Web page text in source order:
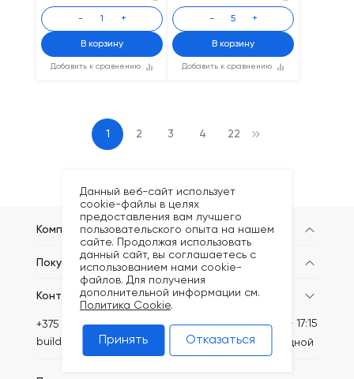
Добавить к сравнению
- +
В корзину
Добавить к сравнению
- +
В корзину
1 2 3 4 22
Компания
Покупателям
Контакты
+375 (44) 749-20-73
build@kronex-company.by
Пн-Пт: 8:30 - 17:15
Сб-вс: выходной
Данный веб-сайт использует
cookie-файлы в целях
предоставления вам лучшего
пользовательского опыта на нашем
сайте. Продолжая использовать
данный сайт, вы соглашаетесь с
использованием нами cookie-
файлов. Для получения
дополнительной информации см.
Политика Cookie.
Принять Отказаться